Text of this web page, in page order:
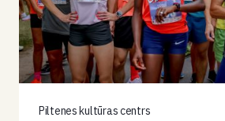
Piltenes kultūras centrs